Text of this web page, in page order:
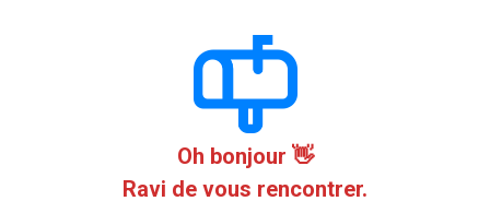
Oh bonjour 👋
Ravi de vous rencontrer.